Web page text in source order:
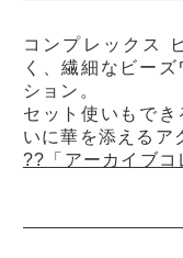
コンプレックス
く、繊細なビー
ション。
セット使いもで
いに華を添えるア
??「アーカイブコ